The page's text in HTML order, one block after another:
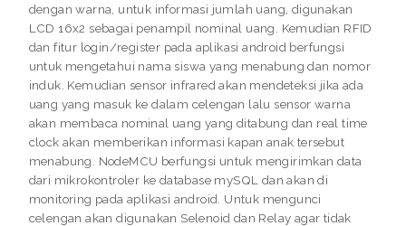
dengan warna, untuk informasi jumlah uang, digunakan
LCD 16x2 sebagai penampil nominal uang. Kemudian RFID
dan fitur login/register pada aplikasi android berfungsi
untuk mengetahui nama siswa yang menabung dan nomor
induk. Kemudian sensor infrared akan mendeteksi jika ada
uang yang masuk ke dalam celengan lalu sensor warna
akan membaca nominal uang yang ditabung dan real time
clock akan memberikan informasi kapan anak tersebut
menabung. NodeMCU berfungsi untuk mengirimkan data
dari mikrokontroler ke database mySQL dan akan di
monitoring pada aplikasi android. Untuk mengunci
celengan akan digunakan Selenoid dan Relay agar tidak